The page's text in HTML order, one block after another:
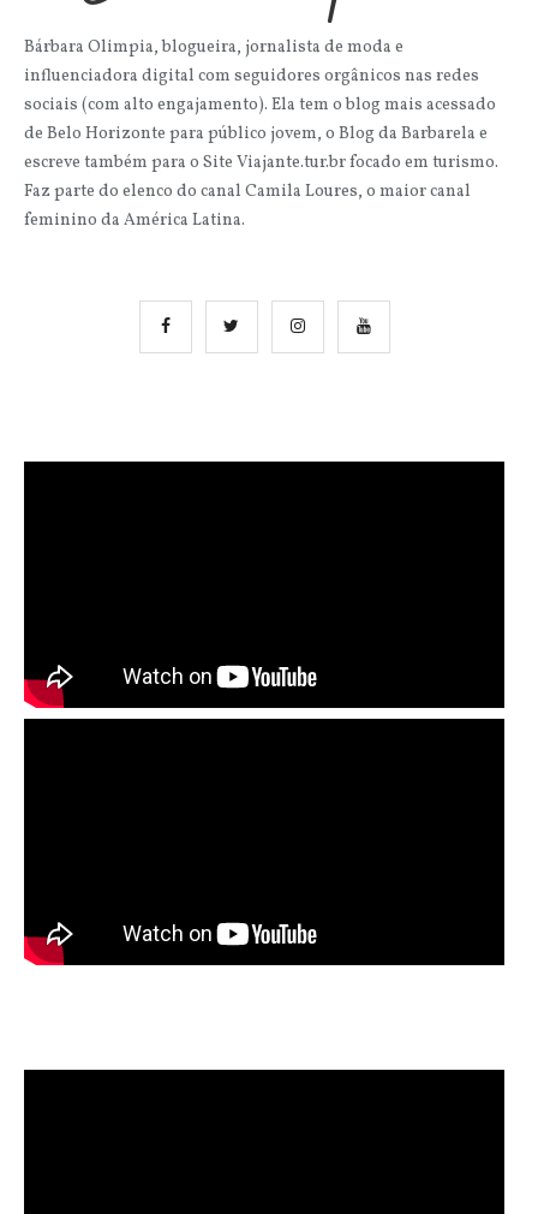
Bárbara Olimpia, blogueira, jornalista de moda e
influenciadora digital com seguidores orgânicos nas redes
sociais (com alto engajamento). Ela tem o blog mais acessado
de Belo Horizonte para público jovem, o Blog da Barbarela e
escreve também para o Site Viajante.tur.br focado em turismo.
Faz parte do elenco do canal Camila Loures, o maior canal
feminino da América Latina.